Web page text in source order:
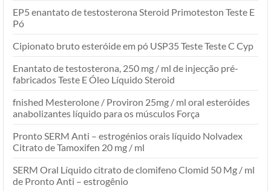
EP5 enantato de testosterona Steroid Primoteston Teste E
Pó
Cipionato bruto esteróide em pó USP35 Teste Teste C Cyp
Enantato de testosterona, 250 mg / ml de injecção pré-
fabricados Teste E Óleo Líquido Steroid
fnished Mesterolone / Proviron 25mg / ml oral esteróides
anabolizantes líquido para os músculos Força
Pronto SERM Anti – estrogénios orais líquido Nolvadex
Citrato de Tamoxifen 20 mg / ml
SERM Oral Líquido citrato de clomifeno Clomid 50 Mg / ml
de Pronto Anti – estrogênio